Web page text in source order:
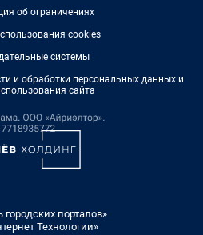
об ограничениях
cookies
системы
и обработки персональных данных и
сайта
порталов»
Технологии»